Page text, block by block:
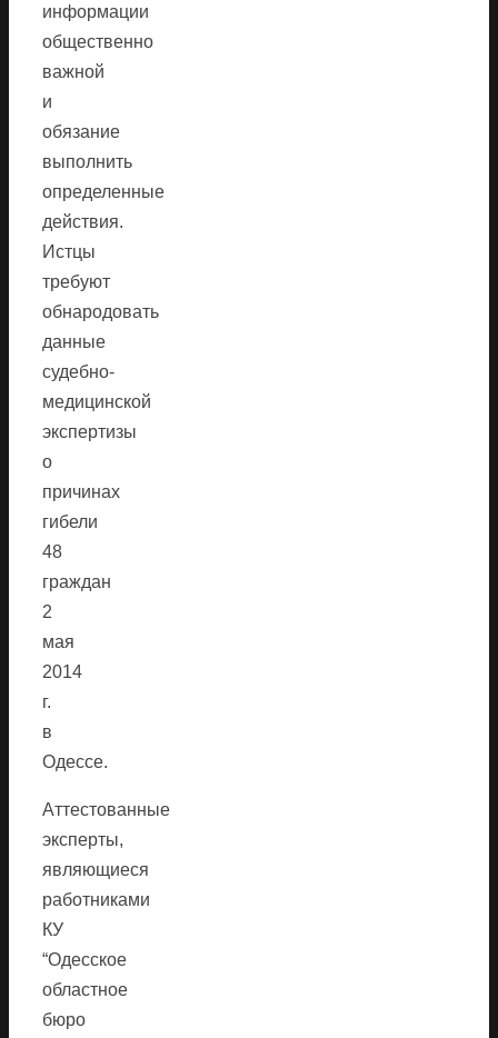
информации
общественно
важной
и
обязание
выполнить
определенные
действия.
Истцы
требуют
обнародовать
данные
судебно-
медицинской
экспертизы
о
причинах
гибели
48
граждан
2
мая
2014
г.
в
Одессе.
Аттестованные
эксперты,
являющиеся
работниками
КУ
“Одесское
областное
бюро